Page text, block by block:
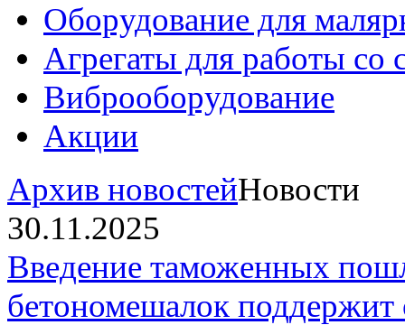
Оборудование для
Агрегаты для работы со
Виброоборудование
Акции
Архив новостейНовости
30.11.2025
Введение таможенных
бетономешалок поддержит